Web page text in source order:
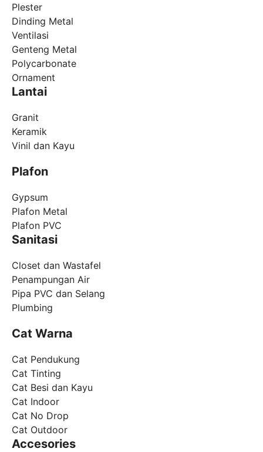
Plester
Dinding Metal
Ventilasi
Genteng Metal
Polycarbonate
Ornament
Lantai
Granit
Keramik
Vinil dan Kayu
Plafon
Gypsum
Plafon Metal
Plafon PVC
Sanitasi
Closet dan Wastafel
Penampungan Air
Pipa PVC dan Selang
Plumbing
Cat Warna
Cat Pendukung
Cat Tinting
Cat Besi dan Kayu
Cat Indoor
Cat No Drop
Cat Outdoor
Accesories